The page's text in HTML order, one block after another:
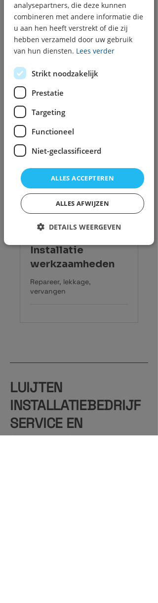
Airco Installatie
onderhoud
Installatie
werkzaamheden
Repareer, lekkage,
vervangen
LUIJTEN
INSTALLATIEBEDRIJF
SERVICE EN
ONDERHOUD
analysepartners, die deze kunnen
combineren met andere informatie die
u aan hen heeft verstrekt of die zij
hebben verzameld door uw gebruik
van hun diensten. Lees verder
Strikt noodzakelijk
Prestatie
Targeting
Functioneel
Niet-geclassificeerd
ALLES ACCEPTEREN
ALLES AFWIJZEN
DETAILS WEERGEVEN